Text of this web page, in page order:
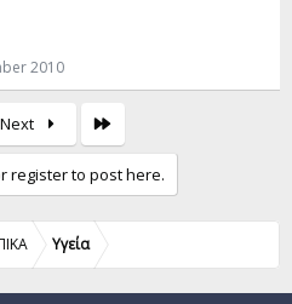
2010
Next
register to post here.
Yγεία